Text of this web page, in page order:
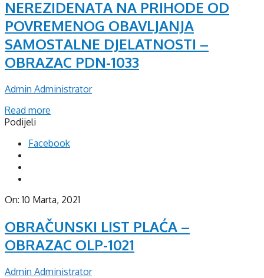
NEREZIDENATA NA PRIHODE OD
POVREMENOG OBAVLJANJA
SAMOSTALNE DJELATNOSTI –
OBRAZAC PDN-1033
Admin Administrator
Read more
Podijeli
Facebook
On: 10 Marta, 2021
OBRAČUNSKI LIST PLAĆA –
OBRAZAC OLP-1021
Admin Administrator